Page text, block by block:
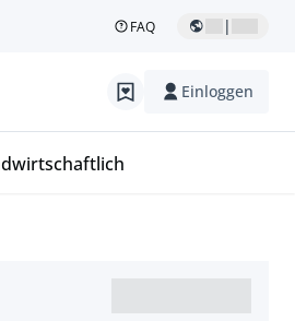
FAQ |
Einloggen